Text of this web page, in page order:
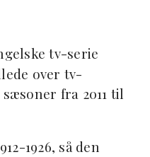
tv-serie
over tv-
fra 2011 til
1926, så den